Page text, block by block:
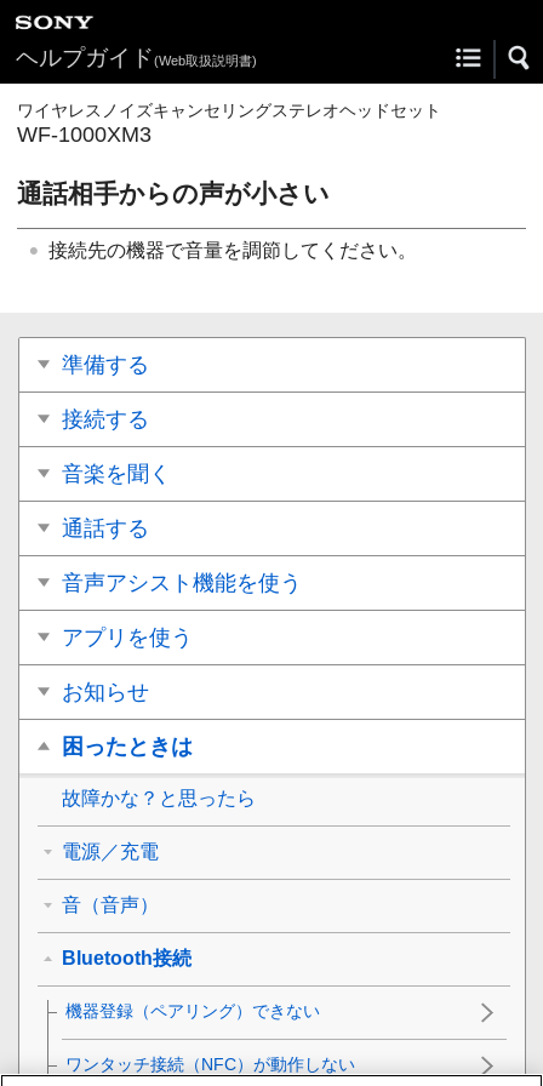
ヘルプガイド(Web取扱説明書)
ワイヤレスノイズキャンセリングステレオヘッドセット
WF-1000XM3
通話相手からの声が小さい
接続先の機器で音量を調節してください。
準備する
接続する
音楽を聞く
通話する
音声アシスト機能を使う
アプリを使う
お知らせ
困ったときは
故障かな？と思ったら
電源／充電
音（音声）
Bluetooth接続
機器登録（ペアリング）できない
ワンタッチ接続（NFC）が動作しない